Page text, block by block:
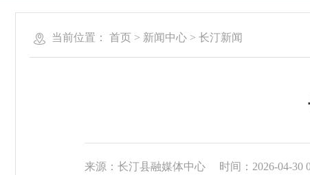
当前位置： 首页 > 新闻中心 > 长汀新闻
来源：长汀县融媒体中心 时间：2026-04-30